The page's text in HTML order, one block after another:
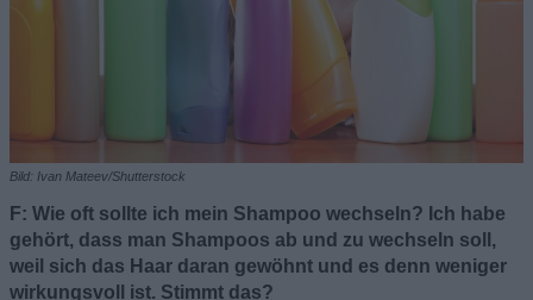
Bild: Ivan Mateev/Shutterstock
F: Wie oft sollte ich mein Shampoo wechseln? Ich habe
gehört, dass man Shampoos ab und zu wechseln soll,
weil sich das Haar daran gewöhnt und es denn weniger
wirkungsvoll ist. Stimmt das?